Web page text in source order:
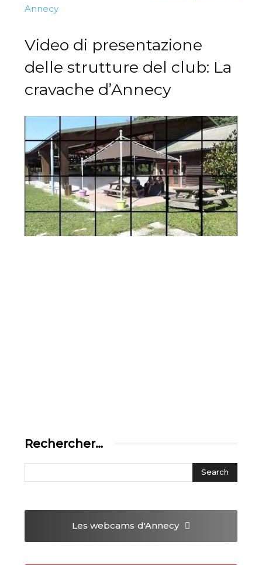
Annecy
Video di presentazione
delle strutture del club: La
cravache d’Annecy
Rechercher…
Les webcams d'Annecy